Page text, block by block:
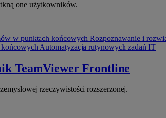
one użytkowników.
w punktach końcowych Rozpoznawanie i
Automatyzacja rutynowych zadań IT
TeamViewer Frontline
rzeczywistości rozszerzonej.